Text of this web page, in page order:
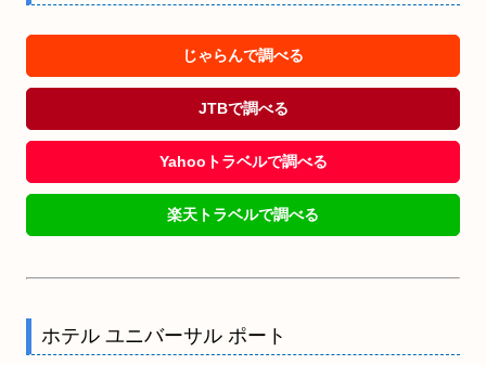
じゃらんで調べる
JTBで調べる
Yahooトラベルで調べる
楽天トラベルで調べる
ホテル ユニバーサル ポート